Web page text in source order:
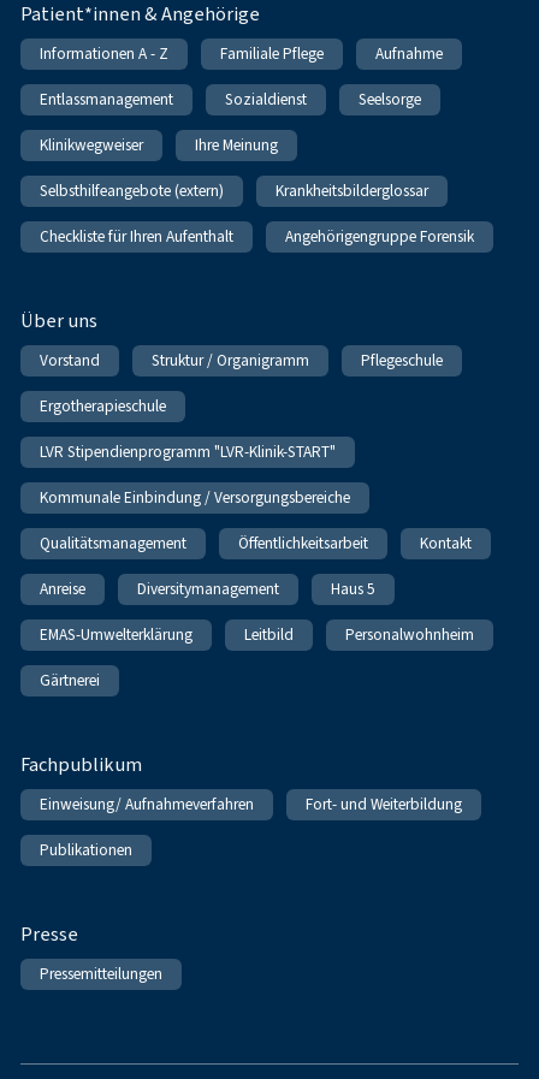
Patient*innen & Angehörige
Informationen A - Z Familiale Pflege Aufnahme
Entlassmanagement Sozialdienst Seelsorge
Klinikwegweiser Ihre Meinung
Selbsthilfeangebote (extern) Krankheitsbilderglossar
Checkliste für Ihren Aufenthalt Angehörigengruppe Forensik
Über uns
Vorstand Struktur / Organigramm Pflegeschule
Ergotherapieschule
LVR Stipendienprogramm "LVR-Klinik-START"
Kommunale Einbindung / Versorgungsbereiche
Qualitätsmanagement Öffentlichkeitsarbeit Kontakt
Anreise Diversitymanagement Haus 5
EMAS-Umwelterklärung Leitbild Personalwohnheim
Gärtnerei
Fachpublikum
Einweisung/ Aufnahmeverfahren Fort- und Weiterbildung
Publikationen
Presse
Pressemitteilungen